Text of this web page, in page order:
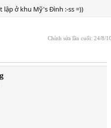
lập ở khu Mỹ's Đình :-ss =))
Chỉnh sửa lần cuối: 24/8/